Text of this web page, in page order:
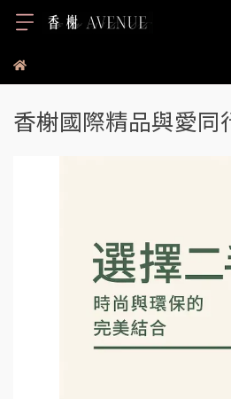
香榭國際精品與愛同